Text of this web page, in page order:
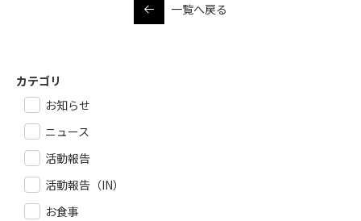
一覧へ戻る
カテゴリ
お知らせ
ニュース
活動報告
活動報告（IN）
お食事